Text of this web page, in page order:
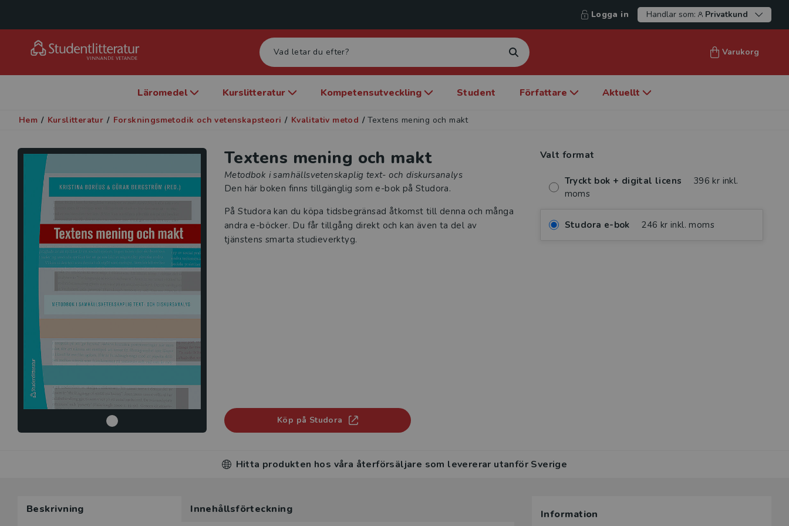
Logga in Handlar som: Privatkund
Varukorg
Läromedel Kurslitteratur Kompetensutveckling Student Författare Aktuellt
Hem / Kurslitteratur / Forskningsmetodik och vetenskapsteori / Kvalitativ metod / Textens mening och makt
Textens mening och makt
Metodbok i samhällsvetenskaplig text- och diskursanalys
Den här boken finns tillgänglig som e-bok på Studora.
På Studora kan du köpa tidsbegränsad åtkomst till denna och många
andra e-böcker. Du får tillgång direkt och kan även ta del av
tjänstens smarta studieverktyg.
Köp på Studora
Valt format
Tryckt bok + digital licens
396 kr inkl.
moms
Studora e-bok 246 kr inkl. moms
Hitta produkten hos våra återförsäljare som levererar utanför Sverige
Beskrivning Innehållsförteckning Information